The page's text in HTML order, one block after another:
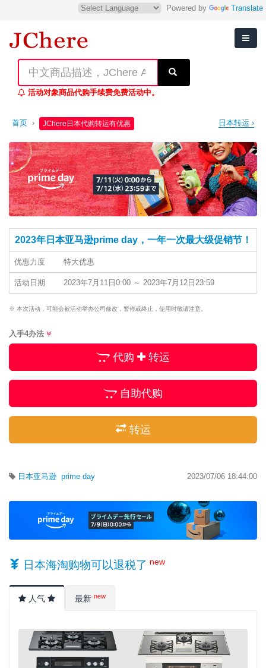
Powered by Translate
活动对象商品代购手续费免费活动中。
首页 › JChere日本代购转运有优惠 日本转运 ›
2023年日本亚马逊prime day，一年一次最大级促销节！
优惠力度 特大优惠
活动日期 2023年7月11日0:00 ～ 2023年7月12日23:59
※ 本次活动，可能会被活动举办公司修改，暂停或终止，使用时敬请注意。
入手4办法
代购 转运
自助代购
转运
日本亚马逊 prime day 2023/07/06 18:44:00
日本海淘购物可以退税了 new
人气 最新 new